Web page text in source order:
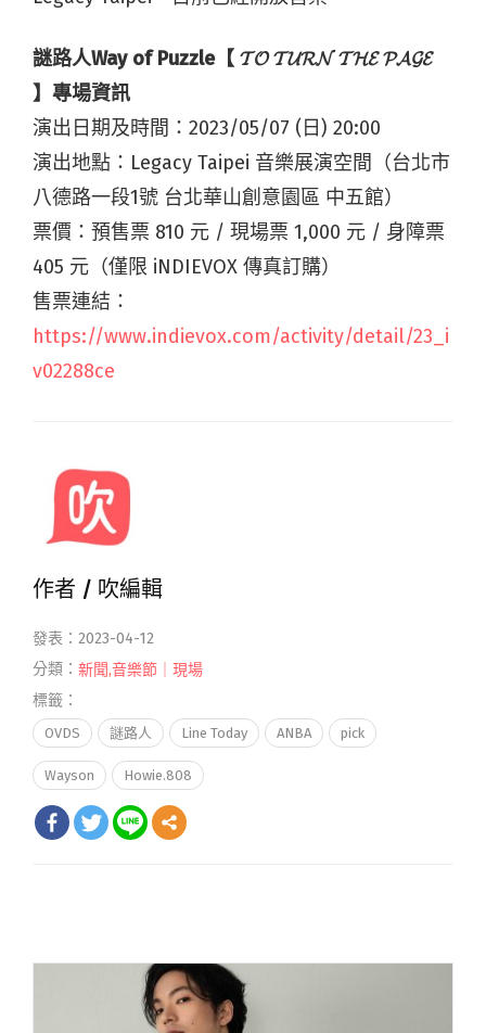
謎路人Way of Puzzle【 𝓣𝓞 𝓣𝓤𝓡𝓝 𝓣𝓗𝓔 𝓟𝓐𝓖𝓔
】專場資訊
演出日期及時間：2023/05/07 (日) 20:00
演出地點：Legacy Taipei 音樂展演空間（台北市
八德路一段1號 台北華山創意園區 中五館）
票價：預售票 810 元 / 現場票 1,000 元 / 身障票
405 元（僅限 iNDIEVOX 傳真訂購）
售票連結：
https://www.indievox.com/activity/detail/23_i
v02288ce
作者 / 吹編輯
發表：2023-04-12
分類： 新聞,音樂節｜現場
標籤：
OVDS 謎路人 Line Today ANBA pick
Wayson Howie.808